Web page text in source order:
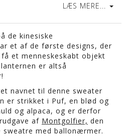
LÆS MERE...
de kinesiske
et af de første designs, der
et menneskeskabt objekt
er altså
navnet til denne sweater
er strikket i Puf, en blød og
og alpaca, og er derfor
af Montgolfier, den
med ballonærmer.